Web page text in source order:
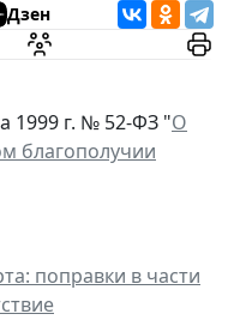
Дзен
1999 г. № 52-ФЗ "О
благополучии
поправки в части